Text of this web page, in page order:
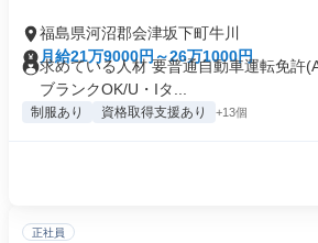
福島県河沼郡会津坂下町牛川
月給21万9000円～26万1000円
求めている人材 要普通自動車運転免許
ブランクOK/U・Iタ...
制服あり 資格取得支援あり +13個
正社員